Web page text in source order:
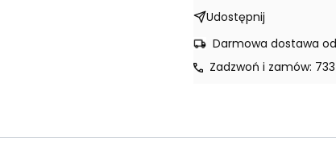
Udostępnij
Darmowa dostawa od
Zadzwoń i zamów: